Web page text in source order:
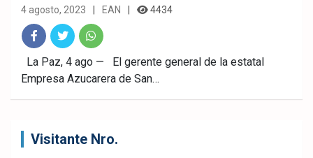
4 agosto, 2023 EAN 4434
Fac
ebo
Twitt
er
What
sAp
La Paz, 4 ago — El gerente general de la estatal
Empresa Azucarera de San…
Visitante Nro.